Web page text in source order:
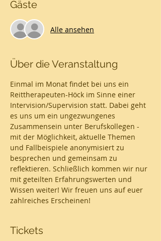
Gäste
Alle ansehen
Über die Veranstaltung
Einmal im Monat findet bei uns ein
Reittherapeuten-Höck im Sinne einer
Intervision/Supervision statt. Dabei geht
es uns um ein ungezwungenes
Zusammensein unter Berufskollegen -
mit der Möglichkeit, aktuelle Themen
und Fallbeispiele anonymisiert zu
besprechen und gemeinsam zu
reflektieren. Schließlich kommen wir nur
mit geteilten Erfahrungswerten und
Wissen weiter! Wir freuen uns auf euer
zahlreiches Erscheinen!
Tickets